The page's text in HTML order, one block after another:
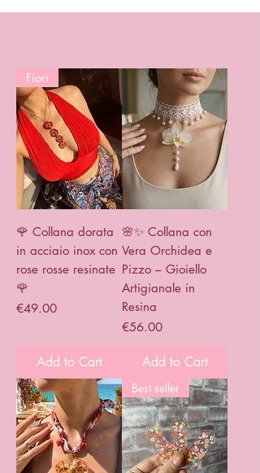
Fiori
🌹 Collana dorata
in acciaio inox con
rose rosse resinate
🌹
Price
€49.00
Add to Cart
🌸✨ Collana con
Vera Orchidea e
Pizzo – Gioiello
Artigianale in
Resina
Price
€56.00
Add to Cart
Best seller